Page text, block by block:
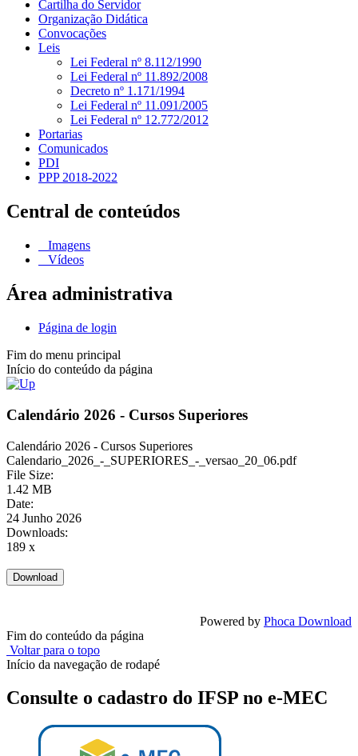
Cartilha do Servidor
Organização Didática
Convocações
Leis
Lei Federal nº 8.112/1990
Lei Federal nº 11.892/2008
Decreto nº 1.171/1994
Lei Federal nº 11.091/2005
Lei Federal nº 12.772/2012
Portarias
Comunicados
PDI
PPP 2018-2022
Central de conteúdos
Imagens
Vídeos
Área administrativa
Página de login
Fim do menu principal
Início do conteúdo da página
Calendário 2026 - Cursos Superiores
Calendário 2026 - Cursos Superiores
Calendario_2026_-_SUPERIORES_-_versao_20_06.pdf
File Size:
1.42 MB
Date:
24 Junho 2026
Downloads:
189 x
Powered by Phoca Download
Fim do conteúdo da página
Voltar para o topo
Início da navegação de rodapé
Consulte o cadastro do IFSP no e-MEC